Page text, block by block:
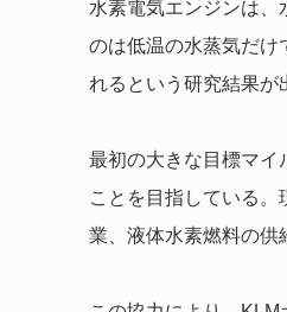
水素電気エンジンは、
のは低温の水蒸気だけ
れるという研究結果が
最初の大きな目標マイ
ことを目指している
業、液体水素燃料の供